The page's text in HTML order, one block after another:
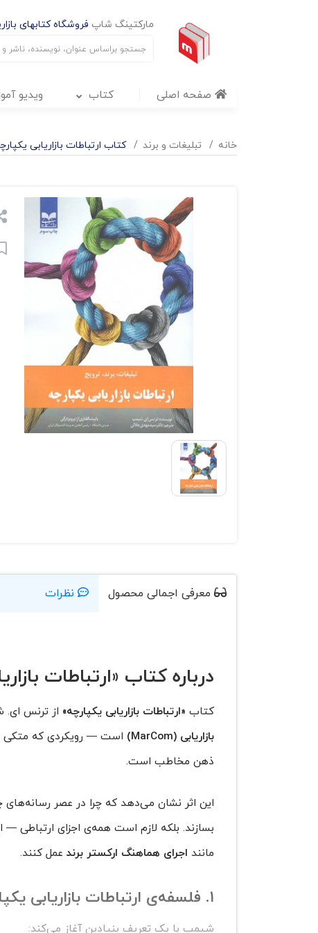
مارکتینگ شاپ فروشگاه کتابهای
صفحه اصلی کتاب ویدیو
خانه تبليغات و برند کتاب ارتباطات بازاریابی
معرفی اجمالی محصول نظرات
درباره کتاب «ارتباطات
کتاب «ارتباطات بازاریابی یکپارچه» از ترنس ای.
بازاریابی (MarCom)
است — رویکردی که متکی
ذهن مخاطب است.
این اثر نشان می‌دهد که چرا در عصر رسانه‌های
بسازند. بلکه لازم است همه‌ی اجزای ارتباطی
مانند اجرای هماهنگ ارکستر برند عمل کنند.
۱. فلسفه‌ی ارتباطات بازاریابی یکپارچه (IMC)
شیمپ با یک تعریف بنیادین آغاز می‌کند: